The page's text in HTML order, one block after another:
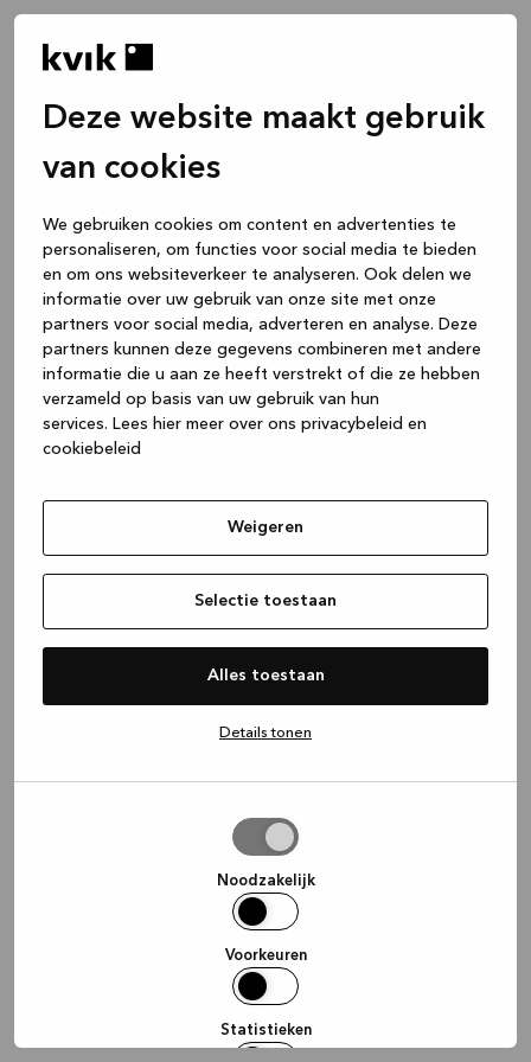
Deze website maakt gebruik
van cookies
We gebruiken cookies om content en advertenties te
personaliseren, om functies voor social media te bieden
en om ons websiteverkeer te analyseren. Ook delen we
informatie over uw gebruik van onze site met onze
partners voor social media, adverteren en analyse. Deze
partners kunnen deze gegevens combineren met andere
informatie die u aan ze heeft verstrekt of die ze hebben
verzameld op basis van uw gebruik van hun
services. Lees hier meer over ons privacybeleid en
cookiebeleid
Weigeren
Selectie toestaan
Alles toestaan
Details tonen
Noodzakelijk
Voorkeuren
Statistieken
(see the browser console for more
information).